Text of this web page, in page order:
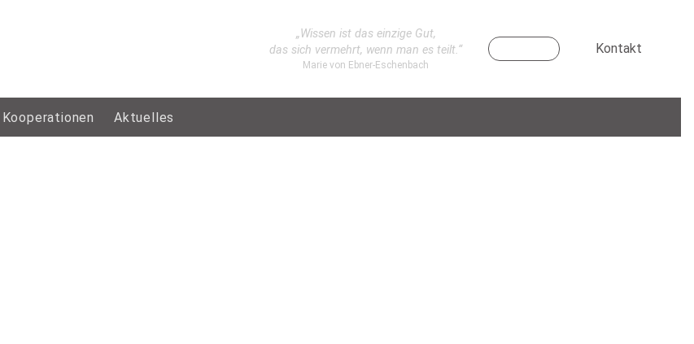
„Wissen ist das einzige Gut,
das sich vermehrt, wenn man es teilt.“
Marie von Ebner-Eschenbach
Kontakt
Kooperationen Aktuelles